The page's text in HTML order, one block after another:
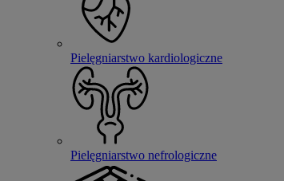
Pielęgniarstwo kardiologiczne
Pielęgniarstwo nefrologiczne